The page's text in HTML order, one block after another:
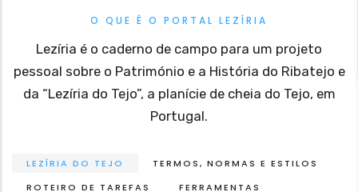
O QUE É O PORTAL LEZÍRIA
Lezíria é o caderno de campo para um projeto
pessoal sobre o Património e a História do Ribatejo e
da “Lezíria do Tejo”, a planície de cheia do Tejo, em
Portugal.
LEZÍRIA DO TEJO
TERMOS, NORMAS E ESTILOS
ROTEIRO DE TAREFAS
FERRAMENTAS